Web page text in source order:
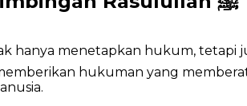
hukuman yang